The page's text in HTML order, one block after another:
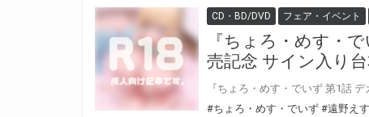
CD・BD/DVD フェア・イベント
『ちょろ・めす・
売記念 サイン入り
#ちょろ・めす・でいず #遠野え